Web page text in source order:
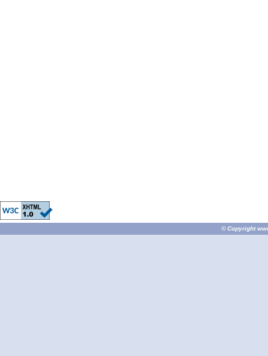
© Copyright